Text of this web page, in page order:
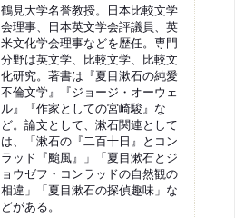
鶴見大学名誉教授。日本比較文学
会理事、日本英文学会評議員、英
米文化学会理事などを歴任。専門
分野は英文学、比較文学、比較文
化研究。著書は『夏目漱石の純愛
不倫文学』『ジョージ・オーウェ
ル』『作家としての宮崎駿』な
ど。論文として、漱石関連として
は、「漱石の『二百十日』とコン
ラッド『颱風』」「夏目漱石とジ
ョウゼフ・コンラッドの自然観の
相違」「夏目漱石の探偵趣味」な
どがある。